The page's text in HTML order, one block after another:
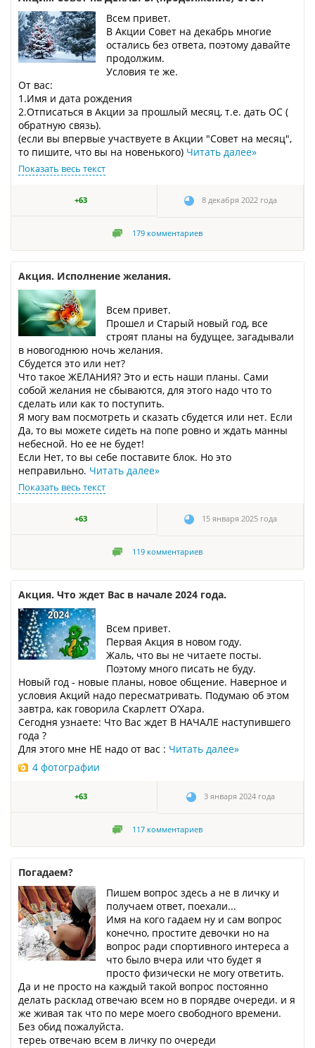
Всем привет.
В Акции Совет на декабрь многие
остались без ответа, поэтому давайте
продолжим.
Условия те же.
От вас:
1.Имя и дата рождения
2.Отписаться в Акции за прошлый месяц, т.е. дать ОС (
обратную связь).
(если вы впервые участвуете в Акции "Совет на месяц",
то пишите, что вы на новенького) Читать далее»
Показать весь текст
+63 8 декабря 2022 года
179 комментариев
Акция. Исполнение желания.
Всем привет.
Прошел и Старый новый год, все
строят планы на будущее, загадывали
в новогоднюю ночь желания.
Сбудется это или нет?
Что такое ЖЕЛАНИЯ? Это и есть наши планы. Сами
собой желания не сбываются, для этого надо что то
сделать или как то поступить.
Я могу вам посмотреть и сказать сбудется или нет. Если
Да, то вы можете сидеть на попе ровно и ждать манны
небесной. Но ее не будет!
Если Нет, то вы себе поставите блок. Но это
неправильно. Читать далее»
Показать весь текст
+63 15 января 2025 года
119 комментариев
Акция. Что ждет Вас в начале 2024 года.
Всем привет.
Первая Акция в новом году.
Жаль, что вы не читаете посты.
Поэтому много писать не буду.
Новый год - новые планы, новое общение. Наверное и
условия Акций надо пересматривать. Подумаю об этом
завтра, как говорила Скарлетт О’Хара.
Сегодня узнаете: Что Вас ждет В НАЧАЛЕ наступившего
года ?
Для этого мне НЕ надо от вас : Читать далее»
4 фотографии
+63 3 января 2024 года
117 комментариев
Погадаем?
Пишем вопрос здесь а не в личку и
получаем ответ, поехали...
Имя на кого гадаем ну и сам вопрос
конечно, простите девочки но на
вопрос ради спортивного интереса а
что было вчера или что будет я
просто физически не могу ответить.
Да и не просто на каждый такой вопрос постоянно
делать расклад отвечаю всем но в порядве очереди. и я
же живая так что по мере моего свободного времени.
Без обид пожалуйста.
тереь отвечаю всем в личку по очереди